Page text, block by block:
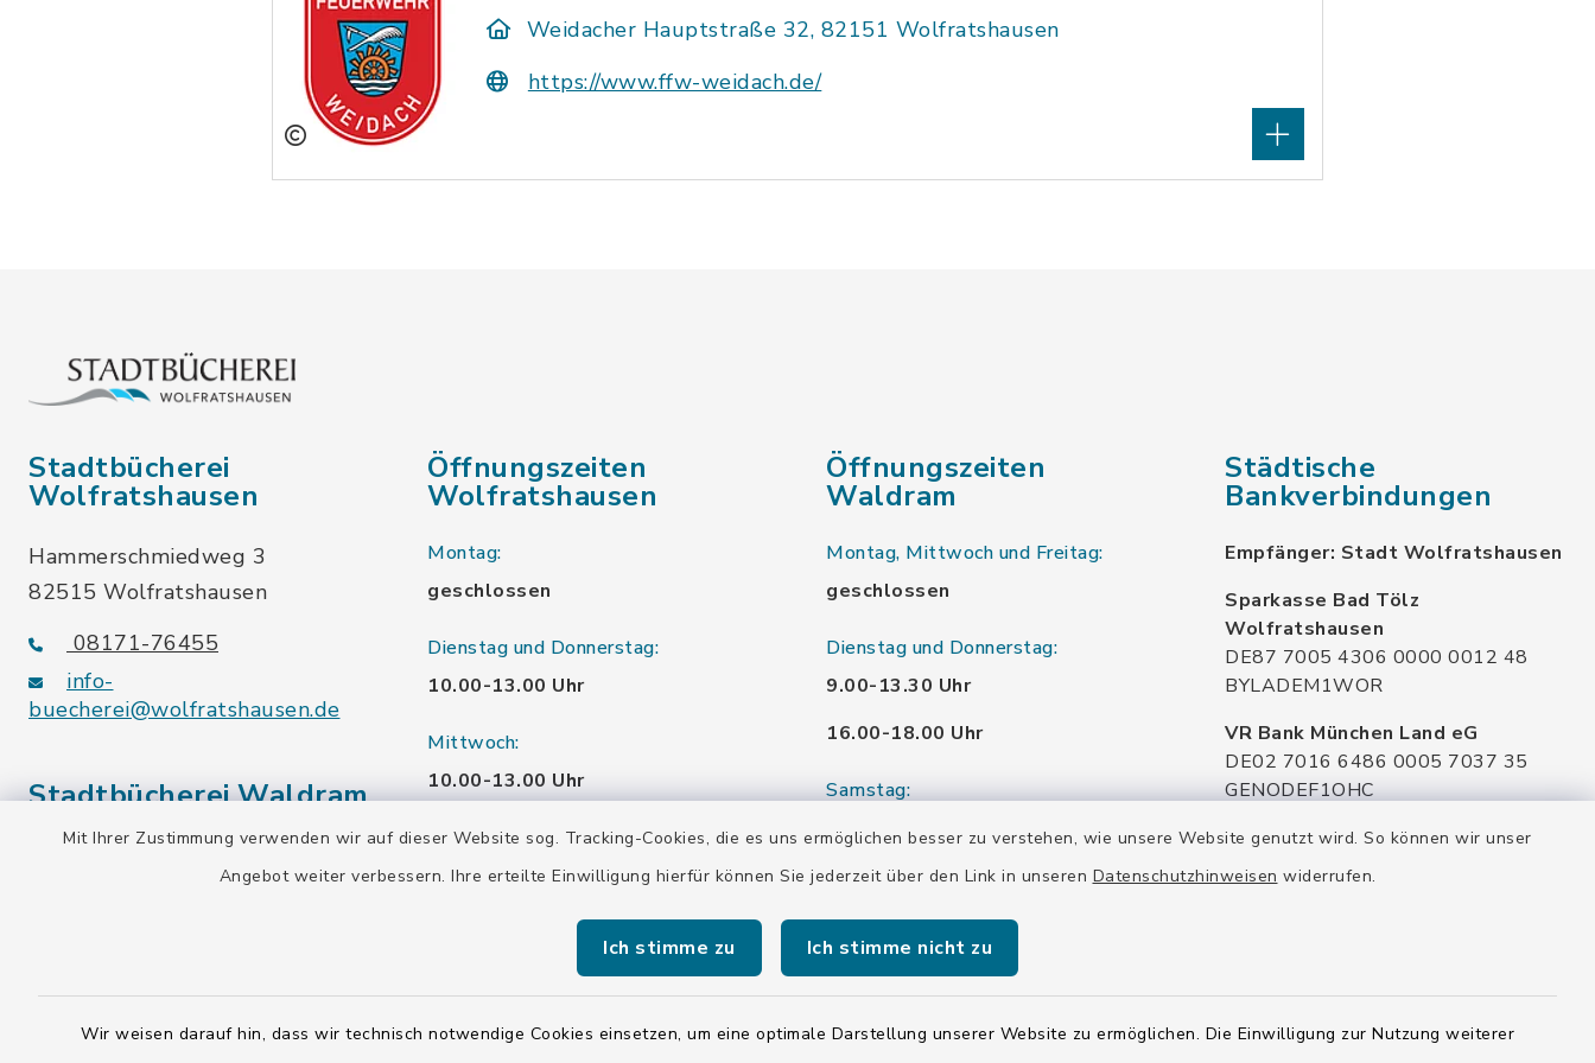
Mit Ihrer Zustimmung verwenden wir auf dieser Website sog. Tracking-Cookies, die es uns ermöglichen besser zu verstehen, wie unsere Website genutzt wird. So können wir unser
Angebot weiter verbessern. Ihre erteilte Einwilligung hierfür können Sie jederzeit über den Link in unseren Datenschutzhinweisen widerrufen.
Ich stimme zu Ich stimme nicht zu
Wir weisen darauf hin, dass wir technisch notwendige Cookies einsetzen, um eine optimale Darstellung unserer Website zu ermöglichen. Die Einwilligung zur Nutzung weiterer
Weidacher Hauptstraße 32, 82151 Wolfratshausen
https://www.ffw-weidach.de/
Stadtbücherei
Wolfratshausen
Hammerschmiedweg 3
82515 Wolfratshausen
08171-76455
info-
buecherei@wolfratshausen.de
Stadtbücherei Waldram
Kardinal-Wendel-Str. 96
82515 Wolfratshausen
Öffnungszeiten
Wolfratshausen
Montag:
geschlossen
Dienstag und Donnerstag:
10.00-13.00 Uhr
Mittwoch:
10.00-13.00 Uhr
15.00-19.00 Uhr
Freitag:
10.00-18.00 Uhr
Öffnungszeiten
Waldram
Montag, Mittwoch und Freitag:
geschlossen
Dienstag und Donnerstag:
9.00-13.30 Uhr
16.00-18.00 Uhr
Samstag:
10.00-12.00 Uhr
Städtische
Bankverbindungen
Empfänger: Stadt Wolfratshausen
Sparkasse Bad Tölz
Wolfratshausen
DE87 7005 4306 0000 0012 48
BYLADEM1WOR
VR Bank München Land eG
DE02 7016 6486 0005 7037 35
GENODEF1OHC
Raiffeisenbank Isar Loisachtal eG
DE92 7016 9543 0001 0005 00
HYVEDEMMXXX